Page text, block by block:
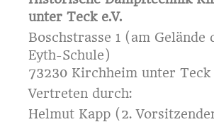
unter Teck e.V.
Boschstrasse 1 (am Gelände
Eyth-Schule)
73230 Kirchheim unter Teck
Vertreten durch:
Helmut Kapp (2.